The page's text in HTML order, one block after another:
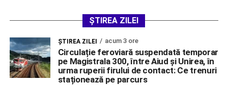
ȘTIREA ZILEI
ŞTIREA ZILEI acum 3 ore
Circulație feroviară suspendată temporar
pe Magistrala 300, între Aiud și Unirea, în
urma ruperii firului de contact: Ce trenuri
staționează pe parcurs